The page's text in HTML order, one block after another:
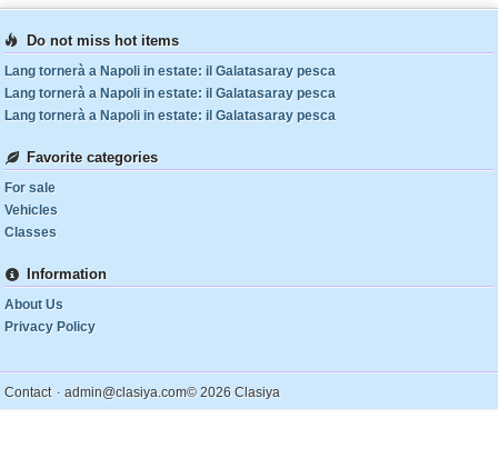
Do not miss hot items
Lang tornerà a Napoli in estate: il Galatasaray pesca
Lang tornerà a Napoli in estate: il Galatasaray pesca
Lang tornerà a Napoli in estate: il Galatasaray pesca
Favorite categories
For sale
Vehicles
Classes
Information
About Us
Privacy Policy
Contact . admin@clasiya.com© 2026 Clasiya